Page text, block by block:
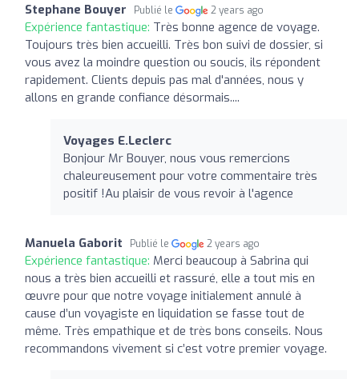
Stephane Bouyer Publié le 2 years ago
Expérience fantastique: Très bonne agence de voyage.
Toujours très bien accueilli. Très bon suivi de dossier, si
vous avez la moindre question ou soucis, ils répondent
rapidement. Clients depuis pas mal d'années, nous y
allons en grande confiance désormais....
Voyages E.Leclerc
Bonjour Mr Bouyer, nous vous remercions
chaleureusement pour votre commentaire très
positif !Au plaisir de vous revoir à l'agence
Manuela Gaborit Publié le 2 years ago
Expérience fantastique: Merci beaucoup à Sabrina qui
nous a très bien accueilli et rassuré, elle a tout mis en
œuvre pour que notre voyage initialement annulé à
cause d’un voyagiste en liquidation se fasse tout de
même. Très empathique et de très bons conseils. Nous
recommandons vivement si c’est votre premier voyage.